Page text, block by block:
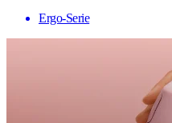
Ergo-Serie